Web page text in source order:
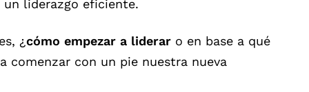
liderazgo eficiente.
¿cómo empezar a liderar o en base a qué
comenzar con un pie nuestra nueva